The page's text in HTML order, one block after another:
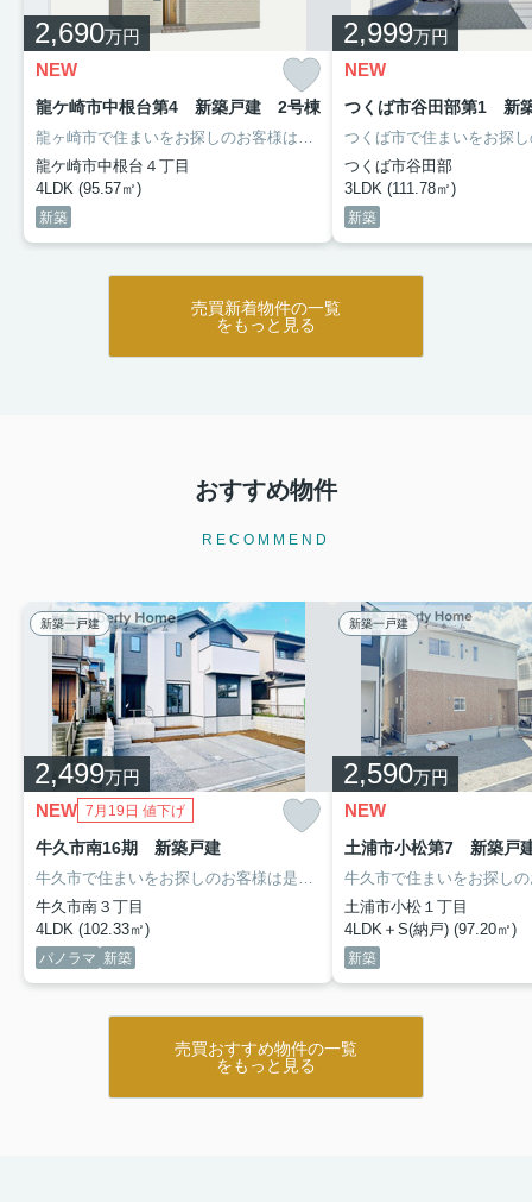
2,690万円
NEW
龍ケ崎市中根台第4 新築戸建 2号棟
龍ヶ崎市で住まいをお探しのお客様は是非「リバティーホーム」へ
龍ケ崎市中根台４丁目
4LDK (95.57㎡)
新築
2,999万円
NEW
つくば市谷田部第1 新
つくば市谷田部
3LDK (111.78㎡)
新築
売買新着物件の一覧
をもっと見る
おすすめ物件
RECOMMEND
新築一戸建
2,499万円
NEW 7月19日 値下げ
牛久市南16期 新築戸建
牛久市で住まいをお探しのお客様は是非「リバティーホーム」へ
売
牛久市南３丁目
4LDK (102.33㎡)
パノラマ 新築
新築一戸建
2,590万円
NEW
土浦市小松第7 新築戸
土浦市小松１丁目
4LDK＋S(納戸) (97.20㎡)
新築
売買おすすめ物件の一覧
をもっと見る